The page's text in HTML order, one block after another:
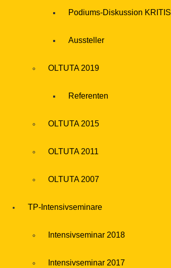
Podiums-Diskussion KRITIS
Aussteller
OLTUTA 2019
Referenten
OLTUTA 2015
OLTUTA 2011
OLTUTA 2007
TP-Intensivseminare
Intensivseminar 2018
Intensivseminar 2017